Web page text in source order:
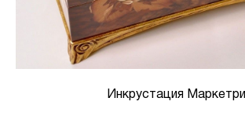
Инкрустация Маркетри